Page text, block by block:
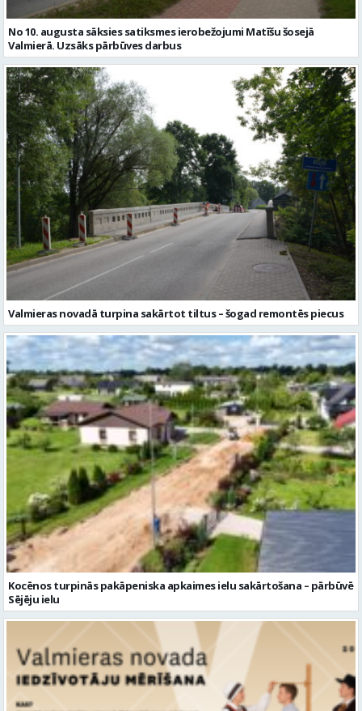
No 10. augusta sāksies satiksmes ierobežojumi Matīšu šosejā
Valmierā. Uzsāks pārbūves darbus
Valmieras novadā turpina sakārtot tiltus – šogad remontēs piecus
Kocēnos turpinās pakāpeniska apkaimes ielu sakārtošana – pārbūvē
Sējēju ielu